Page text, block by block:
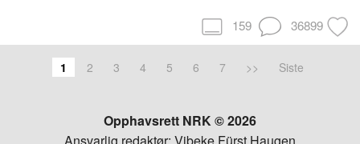
159 36899
1 2 3 4 5 6 7 >> Siste
Opphavsrett NRK © 2026